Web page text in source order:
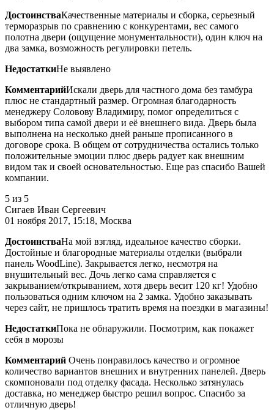
ДостоинстваКачественные материалы и сборка, серьезный
терморазрыв по сравнению с конкурентами, вес самого
полотна двери (ощущение монументальности), один ключ на
два замка, возможность регулировки петель.
НедостаткиНе выявлено
КомментарийИскали дверь для частного дома без тамбура
плюс не стандартный размер. Огромная благодарность
менеджеру Соловову Владимиру, помог определиться с
выбором типа самой двери и её внешнего вида. Дверь была
выполнена на несколько дней раньше прописанного в
договоре срока. В общем от сотрудничества остались только
положительные эмоции плюс дверь радует как внешним
видом так и своей основательностью. Еще раз спасибо Вашей
компании.
5 из 5
Сигаев Иван Сергеевич
01 ноября 2017, 15:18, Москва
ДостоинстваНа мой взгляд, идеальное качество сборки.
Достойные и благородные материалы отделки (выбрали
панель WoodLine). Закрывается легко, несмотря на
внушительный вес. Дочь легко сама справляется с
закрыванием/открыванием, хотя дверь весит 120 кг! Удобно
пользоваться одним ключом на 2 замка. Удобно заказывать
через сайт, не пришлось тратить время на поездки в магазины!
НедостаткиПока не обнаружили. Посмотрим, как покажет
себя в морозы
Комментарий Очень понравилось качество и огромное
количество вариантов внешних и внутренних панелей. Дверь
скомпоновали под отделку фасада. Несколько затянулась
доставка, но менеджер быстро решил вопрос. Спасибо за
отличную дверь!